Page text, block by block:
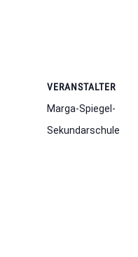
VERANSTALTER
Marga-Spiegel-
Sekundarschule